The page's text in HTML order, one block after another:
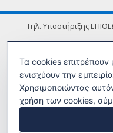
Τηλ. Υποστήριξης
Τα cookies επιτρέπουν
ενισχύουν την
Χρησιμοποιώντας
χρήση των cookies,